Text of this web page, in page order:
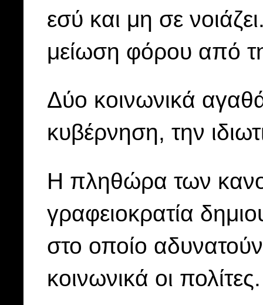
εσύ και μη σε
μείωση φόρου από
Δύο κοινωνικά
κυβέρνηση, την
Η πληθώρα των
γραφειοκρατία
στο οποίο
κοινωνικά οι πολίτες.